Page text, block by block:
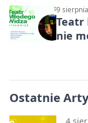
9
Teatr
nie
Ostatnie